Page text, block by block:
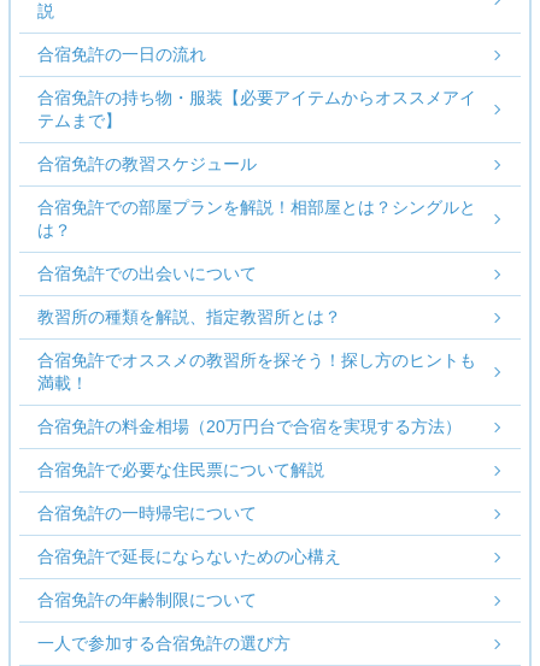
説
合宿免許の一日の流れ
合宿免許の持ち物・服装【必要アイテムからオススメアイ
テムまで】
合宿免許の教習スケジュール
合宿免許での部屋プランを解説！相部屋とは？シングルと
は？
合宿免許での出会いについて
教習所の種類を解説、指定教習所とは？
合宿免許でオススメの教習所を探そう！探し方のヒントも
満載！
合宿免許の料金相場（20万円台で合宿を実現する方法）
合宿免許で必要な住民票について解説
合宿免許の一時帰宅について
合宿免許で延長にならないための心構え
合宿免許の年齢制限について
一人で参加する合宿免許の選び方